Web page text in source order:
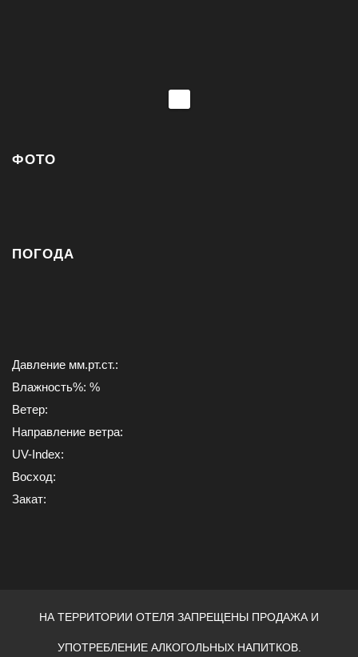
ФОТО
ПОГОДА
Давление мм.рт.ст.:
Влажность%: %
Ветер:
Направление ветра:
UV-Index:
Восход:
Закат:
НА ТЕРРИТОРИИ ОТЕЛЯ ЗАПРЕЩЕНЫ ПРОДАЖА И
УПОТРЕБЛЕНИЕ АЛКОГОЛЬНЫХ НАПИТКОВ.